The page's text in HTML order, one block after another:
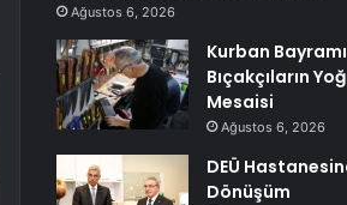
Ağustos 6, 2026
Kurban
Bıçakçıların
Mesaisi
Ağustos 6, 2026
DEÜ
Dönüşüm